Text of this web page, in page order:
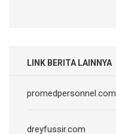
LINK BERITA LAINNYA
promedpersonnel.com
dreyfussir.com